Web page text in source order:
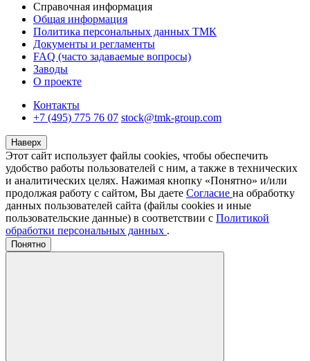
Справочная информация
Общая информация
Политика персональных данных ТМК
Документы и регламенты
FAQ (часто задаваемые вопросы)
Заводы
О проекте
Контакты
+7 (495) 775 76 07 stock@tmk-group.com
Наверх
Этот сайт использует файлы cookies, чтобы обеспечить
удобство работы пользователей с ним, а также в технических
и аналитических целях. Нажимая кнопку «Понятно» и/или
продолжая работу с сайтом, Вы даете Согласие на обработку
данных пользователей сайта (файлы cookies и иные
пользовательские данные) в соответствии с Политикой
обработки персональных данных .
Понятно